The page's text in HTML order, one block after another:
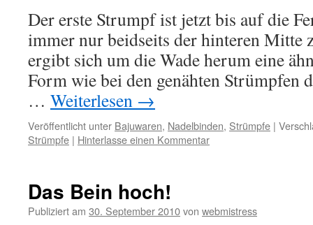
Der erste Strumpf ist jetzt bis auf die
immer nur beidseits der hinteren Mitte
ergibt sich um die Wade herum eine
Form wie bei den genähten Strümpfen
… Weiterlesen →
Veröffentlicht unter Bajuwaren, Nadelbinden, Strümpfe |
Strümpfe | Hinterlasse einen Kommentar
Das Bein hoch!
Publiziert am 30. September 2010von webmistress